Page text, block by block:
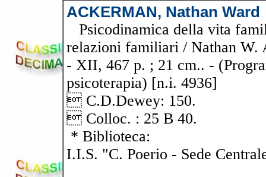
ACKERMAN, Nathan Ward
Psicodinamica della vita
relazioni familiari / Nathan W.
- XII, 467 p. ; 21 cm.. -
psicoterapia) [n.i. 4936]
 C.D.Dewey: 150.
 Colloc. : 25 B 40.
* Biblioteca:
I.I.S. "C. Poerio - Sede